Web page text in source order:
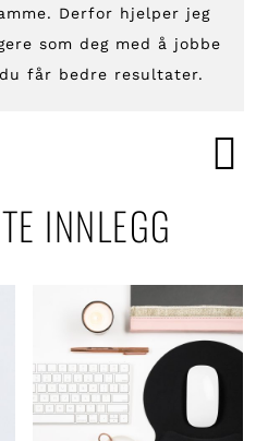
Derfor hjelper jeg
som deg med å jobbe
får bedre resultater.
INNLEGG